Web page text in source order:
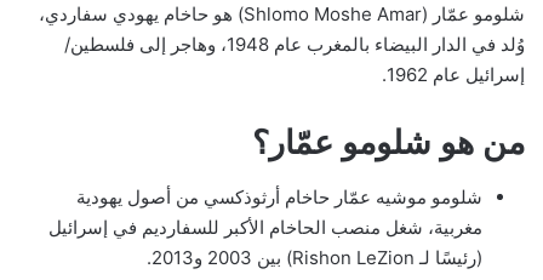
شلومو عمّار (Shlomo Moshe Amar) هو حاخام يهودي سفاردي،
وُلد في الدار البيضاء بالمغرب عام 1948، وهاجر إلى فلسطين/
إسرائيل عام 1962.
من هو شلومو عمّار؟
شلومو موشيه عمّار حاخام أرثوذكسي من أصول يهودية
مغربية، شغل منصب الحاخام الأكبر للسفارديم في إسرائيل
(رئيسًا لـ Rishon LeZion) بين 2003 و2013.